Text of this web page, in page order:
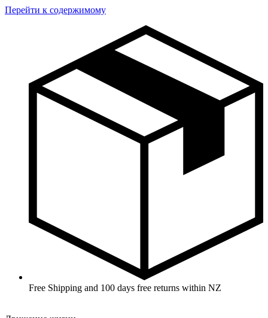
Перейти к содержимому
Free Shipping and 100 days free returns within NZ